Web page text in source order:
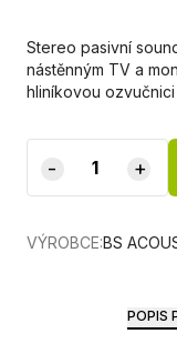
Stereo pasivní
nástěnným TV a
hliníkovou
- +
VÝROBCE:BS
POPIS